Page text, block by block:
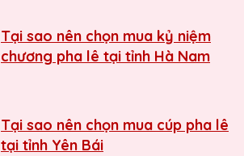
Tại sao nên chọn mua kỷ niệm
chương pha lê tại tỉnh Hà Nam
Tại sao nên chọn mua cúp pha lê
tại tỉnh Yên Bái